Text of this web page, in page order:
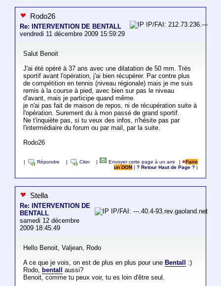
Rodo26
Re: INTERVENTION DE BENTALL
vendredi 11 décembre 2009 15:59:29
IP/FAI: 212.73.236.---
Salut Benoit
J'ai été opéré à 37 ans avec une dilatation de 50 mm. Très
sportif avant l'opération, j'ai bien récupérer. Par contre plus
de compétition en tennis (niveau régionale) mais je me suis
remis à la course à pied, avec bien sur pas le niveau
d'avant, mais je participe quand même.
je n'ai pas fait de maison de repos, ni de récupération suite à
l'opération. Surement du à mon passé de grand sportif.
Ne t'inquiète pas, si tu veux des infos, n'hésite pas par
l'intermédiaire du forum ou par mail, par la suite.
Rodo26
Répondre Citer Envoyer cette page à un ami |
Faire
un DON
|? Retour Haut de Page ?
Stella
Re: INTERVENTION DE
BENTALL
samedi 12 décembre
2009 18:45:49
IP/FAI: ---.40.4-93.rev.gaoland.net
Hello Benoit, Valjean, Rodo
A ce que je vois, on est de plus en plus pour une Bentall
:)
Rodo, bentall
aussi?
Benoit, comme tu peux voir, tu es loin d'être seul.